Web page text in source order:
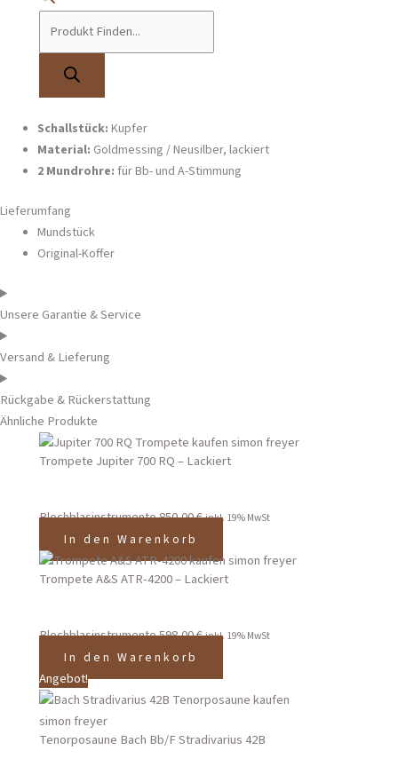
zwei Mundrohre für die Stimmungen Bb und A
Einsatzbereiche.
Schallstück: Kupfer
Material: Goldmessing / Neusilber, lackiert
2 Mundrohre: für Bb- und A-Stimmung
Lieferumfang
Mundstück
Original-Koffer
Unsere Garantie & Service
Versand & Lieferung
Rückgabe & Rückerstattung
Ähnliche Produkte
Trompete Jupiter 700 RQ – Lackiert
Blechblasinstrumente850,00€inkl. 19% MwSt
In den Warenkorb
Trompete A&S ATR-4200 – Lackiert
Blechblasinstrumente598,00€inkl. 19% MwSt
In den Warenkorb
Angebot!
Tenorposaune Bach Bb/F Stradivarius 42B